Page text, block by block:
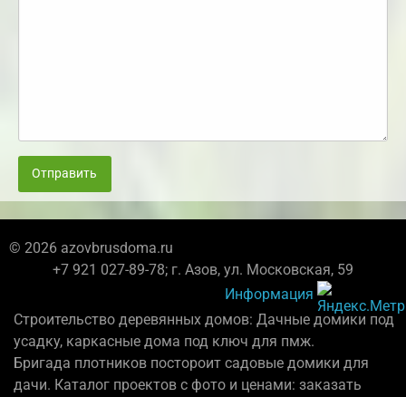
Отправить
© 2026 azovbrusdoma.ru
+7 921 027-89-78; г. Азов, ул. Московская, 59
Информация
Строительство деревянных домов: Дачные домики под
усадку, каркасные дома под ключ для пмж.
Бригада плотников постороит садовые домики для
дачи. Каталог проектов с фото и ценами: заказать